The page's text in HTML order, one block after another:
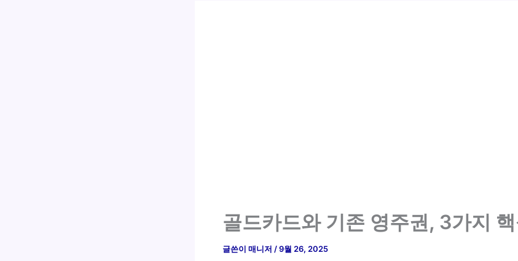
골드카드와 기존 영주권, 3가지
글쓴이 매니저 /9월 26, 2025